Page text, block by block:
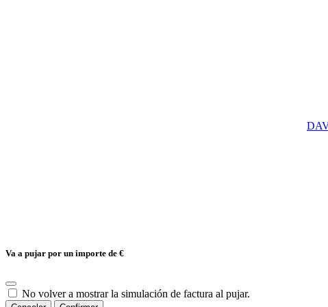
Va a pujar por un importe de €
No volver a mostrar la simulación de factura al pujar.